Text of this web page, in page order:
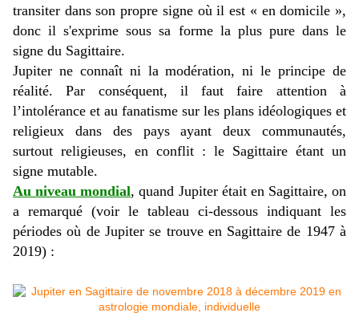
transiter dans son propre signe où il est « en domicile »,
donc il s'exprime sous sa forme la plus pure dans le
signe du Sagittaire.
Jupiter ne connaît ni la modération, ni le principe de
réalité. Par conséquent, il faut faire attention à
l’intolérance et au fanatisme sur les plans idéologiques et
religieux dans des pays ayant deux communautés,
surtout religieuses, en conflit : le Sagittaire étant un
signe mutable.
Au niveau mondial, quand Jupiter était en Sagittaire, on
a remarqué (voir le tableau ci-dessous indiquant les
périodes où de Jupiter se trouve en Sagittaire de 1947 à
2019) :